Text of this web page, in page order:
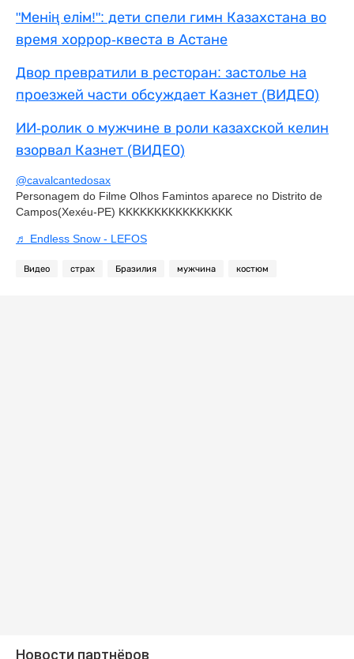
"Менің елім!": дети спели гимн Казахстана во
время хоррор-квеста в Астане
Двор превратили в ресторан: застолье на
проезжей части обсуждает Казнет (ВИДЕО)
ИИ-ролик о мужчине в роли казахской келин
взорвал Казнет (ВИДЕО)
@cavalcantedosax
Personagem do Filme Olhos Famintos aparece no Distrito de
Campos(Xexéu-PE) KKKKKKKKKKKKKKKK
♬ Endless Snow - LEFOS
Видео страх Бразилия мужчина костюм